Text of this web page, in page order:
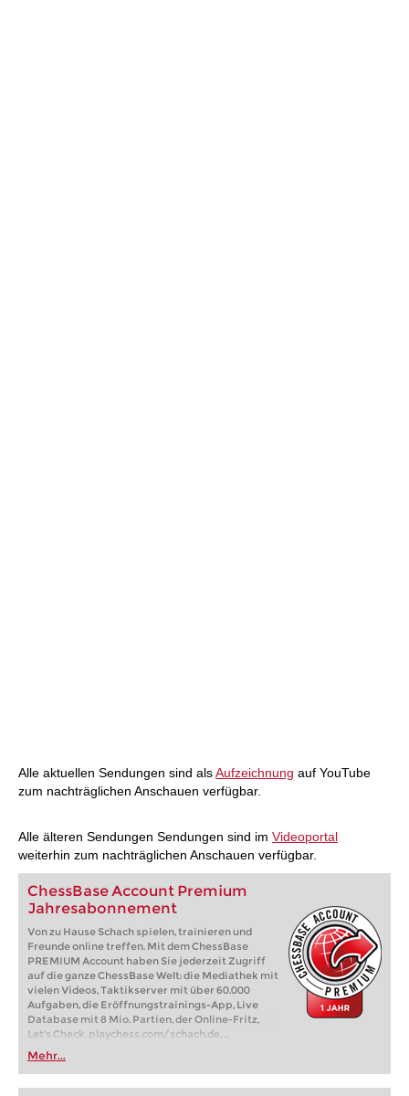
Alle aktuellen Sendungen sind alsAufzeichnung auf YouTube
zum nachträglichen Anschauen verfügbar.
Alle älteren Sendungen Sendungen sind im Videoportal
weiterhin zum nachträglichen Anschauen verfügbar.
ChessBase Account Premium
Jahresabonnement
Von zu Hause Schach spielen, trainieren und
Freunde online treffen. Mit dem ChessBase
PREMIUM Account haben Sie jederzeit Zugriff
auf die ganze ChessBase Welt: die Mediathek mit
vielen Videos, Taktikserver mit über 60.000
Aufgaben, die Eröffnungstrainings-App, Live
Database mit 8 Mio. Partien, der Online-Fritz,
Let's Check, playchess.com/schach.de, ...
Mehr...